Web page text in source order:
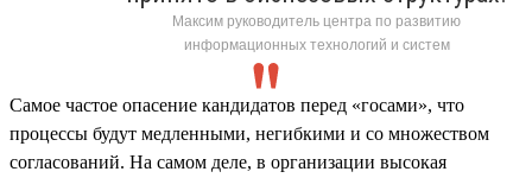
Максим руководитель центра по развитию
информационных технологий и систем
Самое частое опасение кандидатов перед «госами», что
процессы будут медленными, негибкими и со множеством
согласований. На самом деле, в организации высокая